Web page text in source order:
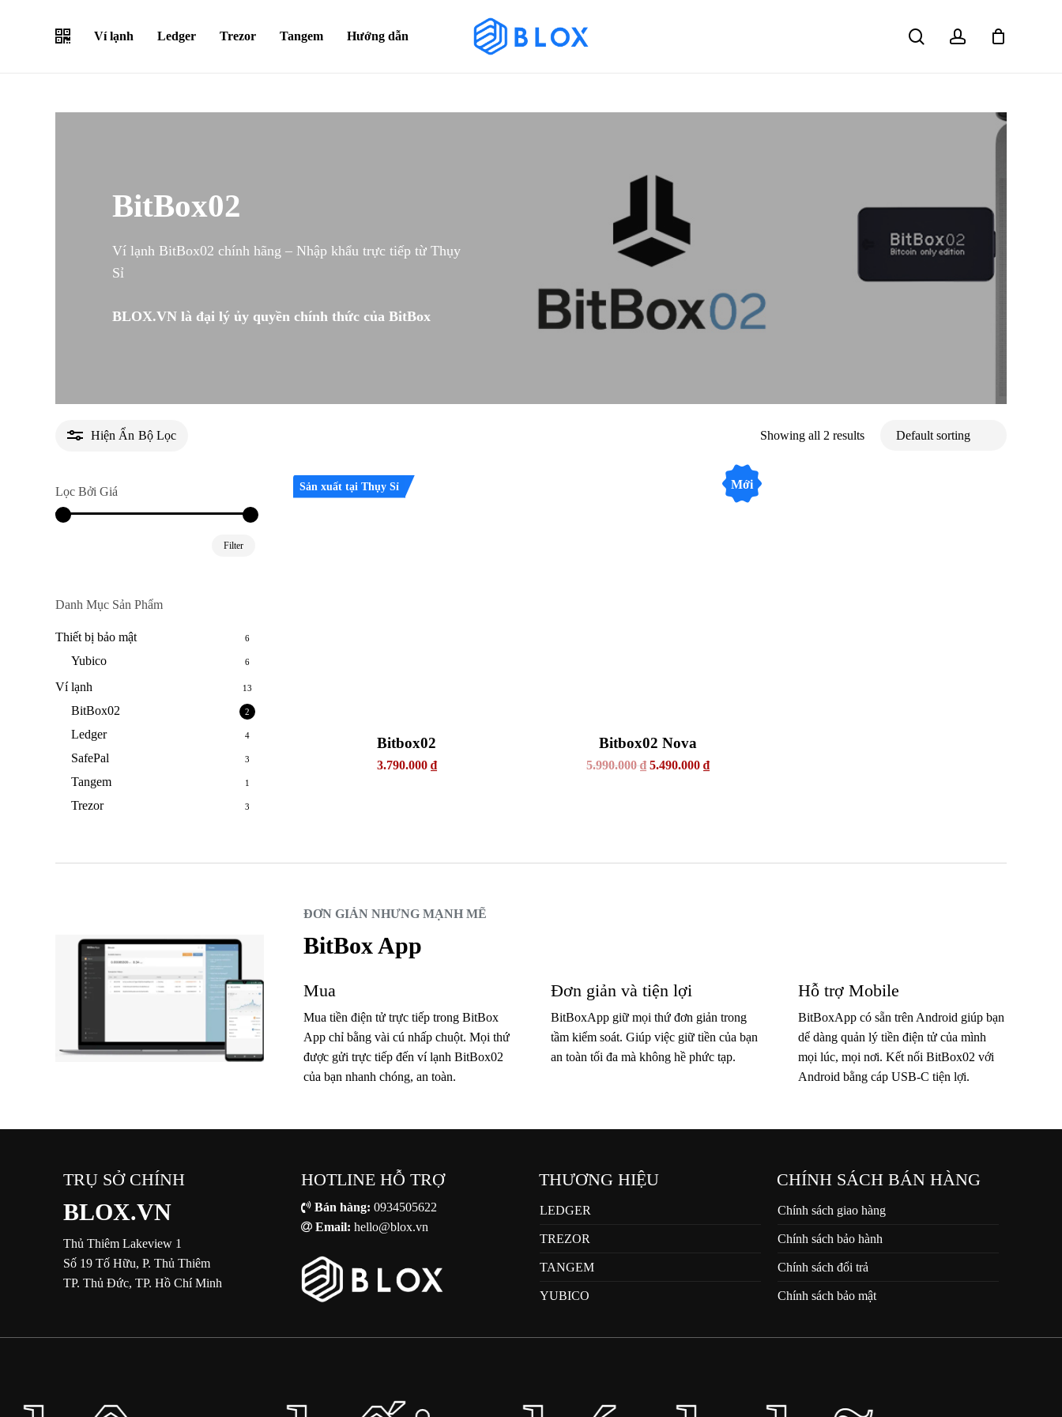
Ví lạnh Ledger Trezor Tangem Hướng dẫn searchaccount
BitBox02
Ví lạnh BitBox02 chính hãng – Nhập khẩu trực tiếp từ Thụy
Sỉ
BLOX.VN là đại lý ủy quyền chính thức của BitBox
Hiện Ẩn Bộ Lọc Showing all 2 results
Lọc Bởi Giá
Filter
Danh Mục Sản Phẩm
Thiết bị bảo mật 6
Yubico 6
Ví lạnh 13
BitBox02 2
Ledger 4
SafePal 3
Tangem 1
Trezor 3
Sản xuất tại Thụy Sỉ
Bitbox02
3.790.000 ₫
Mới
Bitbox02 Nova
5.990.000₫ 5.490.000₫
ĐƠN GIẢN NHƯNG MẠNH MẼ
BitBox App
Mua
Mua tiền điện tử trực tiếp trong BitBox
App chỉ bằng vài cú nhấp chuột. Mọi thứ
được gửi trực tiếp đến ví lạnh BitBox02
của bạn nhanh chóng, an toàn.
Đơn giản và tiện lợi
BitBoxApp giữ mọi thứ đơn giản trong
tầm kiểm soát. Giúp việc giữ tiền của bạn
an toàn tối đa mà không hề phức tạp.
Hỗ trợ Mobile
BitBoxApp có sẵn trên Android giúp bạn
dể dàng quản lý tiền điện tử của mình
mọi lúc, mọi nơi. Kết nối BitBox02 với
Android bằng cáp USB-C tiện lợi.
TRỤ SỞ CHÍNH
BLOX.VN
Thủ Thiêm Lakeview 1
Số 19 Tố Hữu, P. Thủ Thiêm
TP. Thủ Đức, TP. Hồ Chí Minh
HOTLINE HỖ TRỢ
Bán hàng: 0934505622
Email: hello@blox.vn
THƯƠNG HIỆU
LEDGER
TREZOR
TANGEM
YUBICO
CHÍNH SÁCH BÁN HÀNG
Chính sách giao hàng
Chính sách bảo hành
Chính sách đổi trả
Chính sách bảo mật